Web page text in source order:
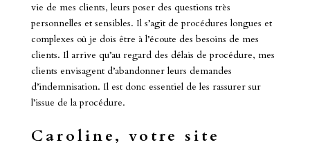
vie de mes clients, leurs poser des questions très
personnelles et sensibles. Il s’agit de procédures longues et
complexes où je dois être à l’écoute des besoins de mes
clients. Il arrive qu’au regard des délais de procédure, mes
clients envisagent d’abandonner leurs demandes
d’indemnisation. Il est donc essentiel de les rassurer sur
l’issue de la procédure.
Caroline, votre site